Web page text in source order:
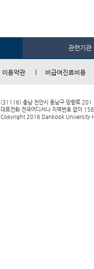
관련기관
이용약관 비급여진료비용
(31116) 충남 천안시 동남구 망향로 201
대표전화 전국어디서나 지역번호 없이
Copyright 2016 Dankook University